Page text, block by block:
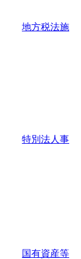
地方税法施
特別法人事
国有資産等